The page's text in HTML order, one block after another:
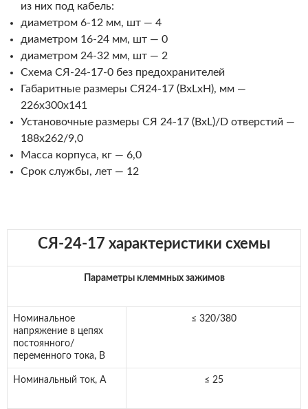
из них под кабель:
диаметром 6-12 мм, шт — 4
диаметром 16-24 мм, шт — 0
диаметром 24-32 мм, шт — 2
Схема СЯ-24-17-0 без предохранителей
Габаритные размеры СЯ24-17 (BхLхH), мм —
226х300х141
Установочные размеры СЯ 24-17 (BхL)/D отверстий —
188х262/9,0
Масса корпуса, кг — 6,0
Срок службы, лет — 12
СЯ-24-17 характеристики схемы
Параметры клеммных зажимов
Номинальное
напряжение в цепях
постоянного/
переменного тока, В
≤ 320/380
Номинальный ток, А ≤ 25